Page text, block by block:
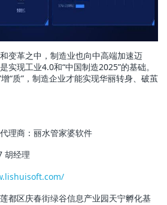
变革之中，制造业也向中高端加速迈
实现工业4.0和“中国制造2025”的基础。
增“质”，制造企业才能实现华丽转身、破茧
理商： 丽水管家婆软件
胡经理
都区庆春街绿谷信息产业园天宁孵化基